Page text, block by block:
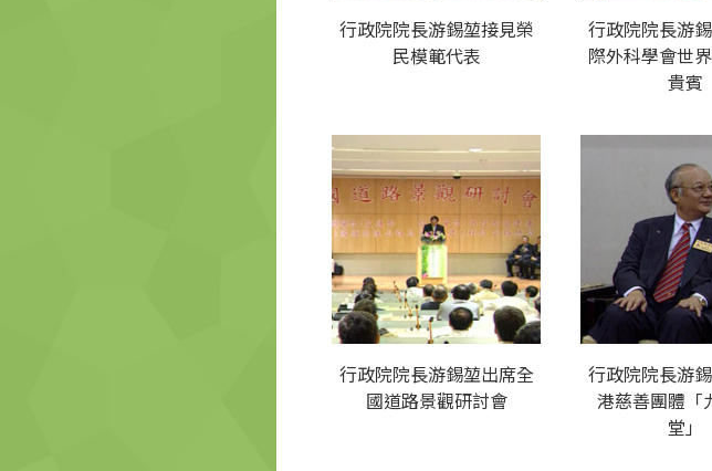
行政院院長游錫堃接見榮
民模範代表
行政院院長游
際外科學會世
貴賓
行政院院長游錫堃出席全
國道路景觀研討會
行政院院長游
港慈善團體「
堂」